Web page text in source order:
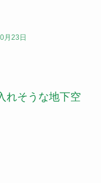
月23日
れそうな地下空